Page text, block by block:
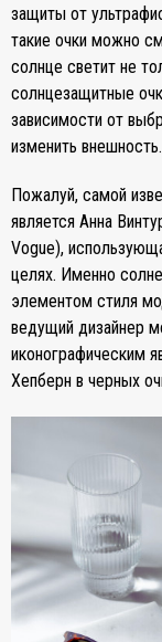
защиты от
такие очки можно
солнце светит не
солнцезащитные
зависимости от
изменить внешность.
Пожалуй, самой
является Анна
Vogue),
целях. Именно
элементом стиля
ведущий дизайнер
иконографическим
Хепберн в черных